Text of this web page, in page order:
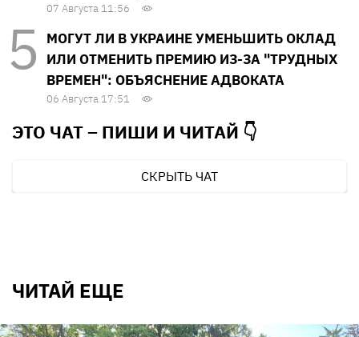
07 Августа 11:56
МОГУТ ЛИ В УКРАИНЕ УМЕНЬШИТЬ ОКЛАД
ИЛИ ОТМЕНИТЬ ПРЕМИЮ ИЗ-ЗА "ТРУДНЫХ
ВРЕМЕН": ОБЪЯСНЕНИЕ АДВОКАТА
06 Августа 17:51
ЭТО ЧАТ – ПИШИ И ЧИТАЙ 👇
СКРЫТЬ ЧАТ
ЧИТАЙ ЕЩЕ